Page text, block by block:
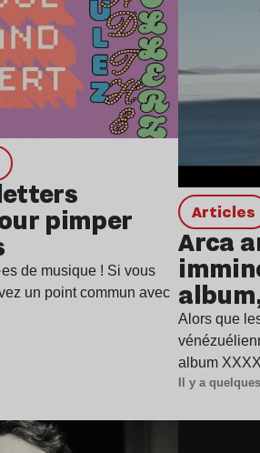
pimper
de musique ! Si vous
un point commun avec
Articles
Arca
Alors que
album
Il y a